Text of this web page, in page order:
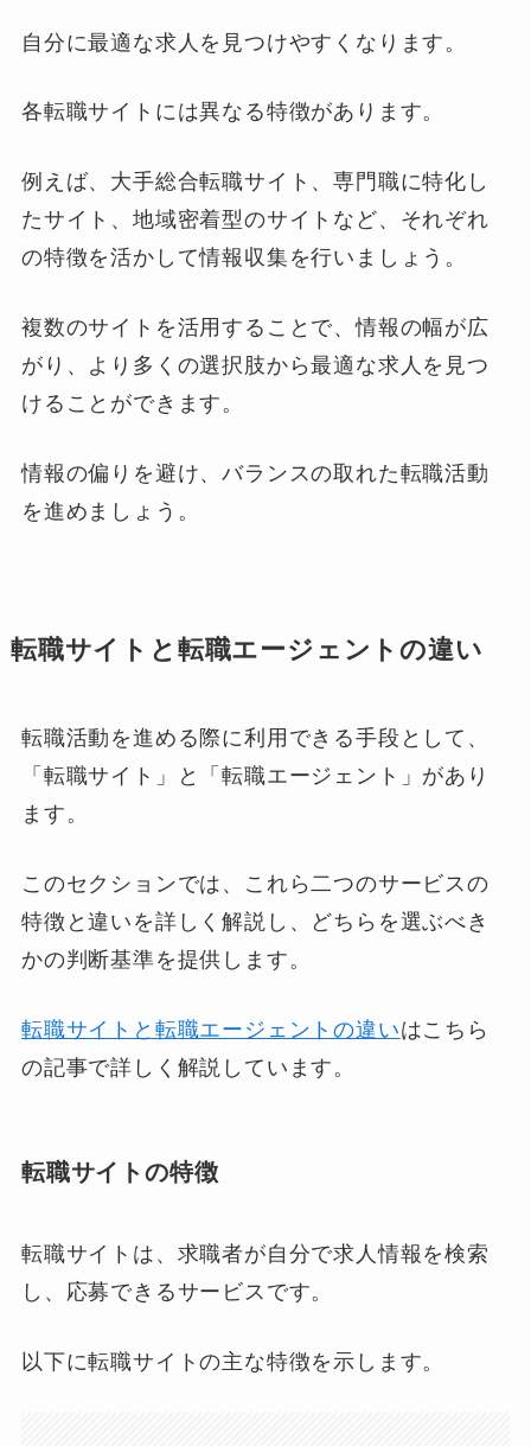
自分に最適な求人を見つけやすくなります。
各転職サイトには異なる特徴があります。
例えば、大手総合転職サイト、専門職に特化し
たサイト、地域密着型のサイトなど、それぞれ
の特徴を活かして情報収集を行いましょう。
複数のサイトを活用することで、情報の幅が広
がり、より多くの選択肢から最適な求人を見つ
けることができます。
情報の偏りを避け、バランスの取れた転職活動
を進めましょう。
転職サイトと転職エージェントの違い
転職活動を進める際に利用できる手段として、
「転職サイト」と「転職エージェント」があり
ます。
このセクションでは、これら二つのサービスの
特徴と違いを詳しく解説し、どちらを選ぶべき
かの判断基準を提供します。
転職サイトと転職エージェントの違いはこちら
の記事で詳しく解説しています。
転職サイトの特徴
転職サイトは、求職者が自分で求人情報を検索
し、応募できるサービスです。
以下に転職サイトの主な特徴を示します。